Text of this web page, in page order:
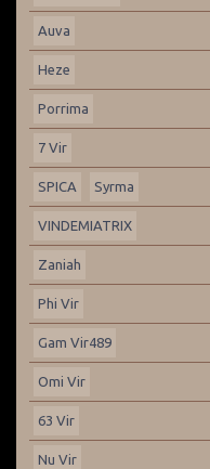
Auva
Heze
Porrima
7 Vir
SPICA Syrma
VINDEMIATRIX
Zaniah
Phi Vir
Gam Vir489
Omi Vir
63 Vir
Nu Vir